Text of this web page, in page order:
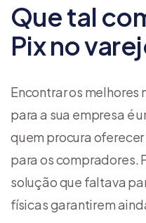
Que tal
Pix no
Encontrar os
para a sua empresa é
quem procura
para os compradores.
solução que faltava
físicas garantirem